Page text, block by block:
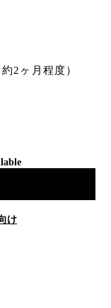
2ヶ月程度）
け